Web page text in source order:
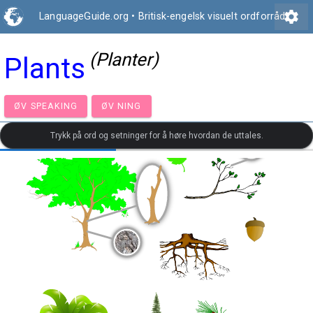
LanguageGuide.org • Britisk-engelsk visuelt ordforrådsettings
Plants (Planter)
ØV SPEAKING ØV NING
Trykk på ord og setninger for å høre hvordan de uttales.